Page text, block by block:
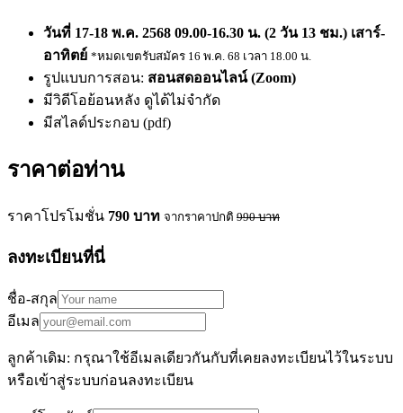
วันที่ 17-18 พ.ค. 2568 09.00-16.30 น. (2 วัน 13 ชม.) เสาร์-
อาทิตย์ *หมดเขตรับสมัคร 16 พ.ค. 68 เวลา 18.00 น.
รูปแบบการสอน: สอนสดออนไลน์ (Zoom)
มีวิดีโอย้อนหลัง ดูได้ไม่จำกัด
มีสไลด์ประกอบ (pdf)
ราคาต่อท่าน
ราคาโปรโมชั่น 790 บาท จากราคาปกติ 990บาท
ลงทะเบียนที่นี่
ชื่อ-สกุล
อีเมล
ลูกค้าเดิม: กรุณาใช้อีเมลเดียวกันกับที่เคยลงทะเบียนไว้ในระบบ
หรือเข้าสู่ระบบก่อนลงทะเบียน